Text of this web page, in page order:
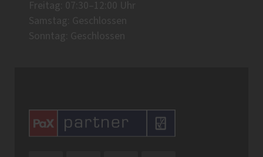
Freitag: 07:30–12:00 Uhr
Samstag: Geschlossen
Sonntag: Geschlossen